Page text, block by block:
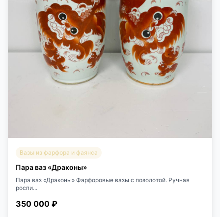
Вазы из фарфора и фаянса
Пара ваз «Драконы»
Пара ваз «Драконы» Фарфоровые вазы с позолотой. Ручная
роспи...
350 000 ₽